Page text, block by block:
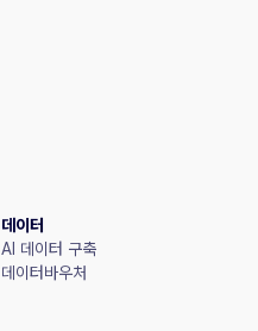
데이터
AI 데이터 구축
데이터바우처